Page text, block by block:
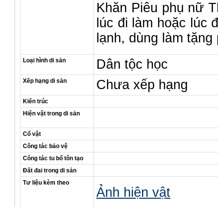
Khăn Piêu phụ nữ
lúc đi làm hoặc lúc
lạnh, dùng làm
Loại hình di sản Dân tộc học
Xếp hạng di sản Chưa xếp hạng
Kiến trúc
Hiện vật trong di sản
Cổ vật
Công tác bảo vệ
Công tác tu bổ tôn tạo
Đất đai trong di sản
Tư liệu kèm theo
Ảnh hiện vật